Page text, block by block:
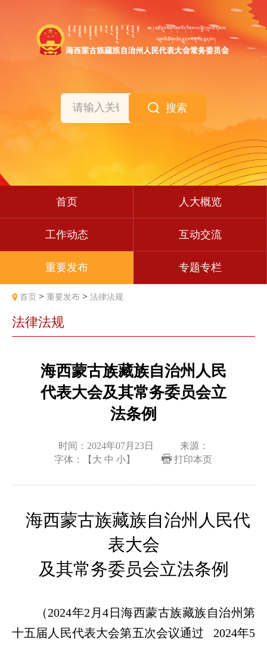
搜索
首页 人大概览
工作动态 互动交流
重要发布 专题专栏
首页 > 重要发布 > 法律法规
法律法规
海西蒙古族藏族自治州人民
代表大会及其常务委员会立
法条例
时间：2024年07月23日
来源：
字体：【 大 中 小】 打印本页
海西蒙古族藏族自治州人民代
表大会
及其常务委员会立法条例
（2024年2月4日海西蒙古族藏族自治州第
十五届人民代表大会第五次会议通过 2024年5